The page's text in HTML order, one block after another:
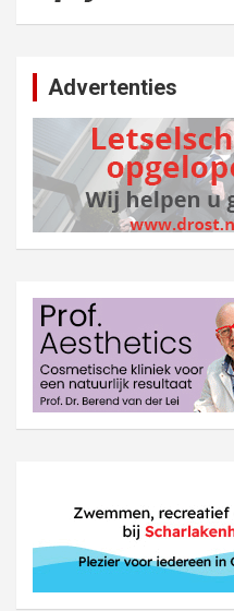
Advertenties